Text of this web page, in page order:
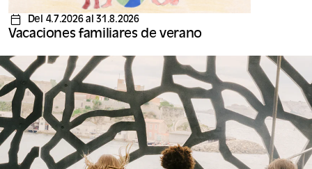
Del 4.7.2026 al 31.8.2026
Vacaciones familiares de verano